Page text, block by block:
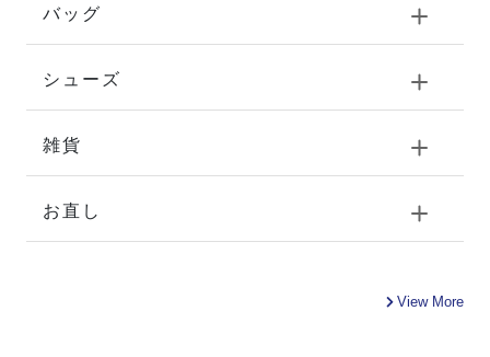
バッグ
シューズ
雑貨
お直し
View More